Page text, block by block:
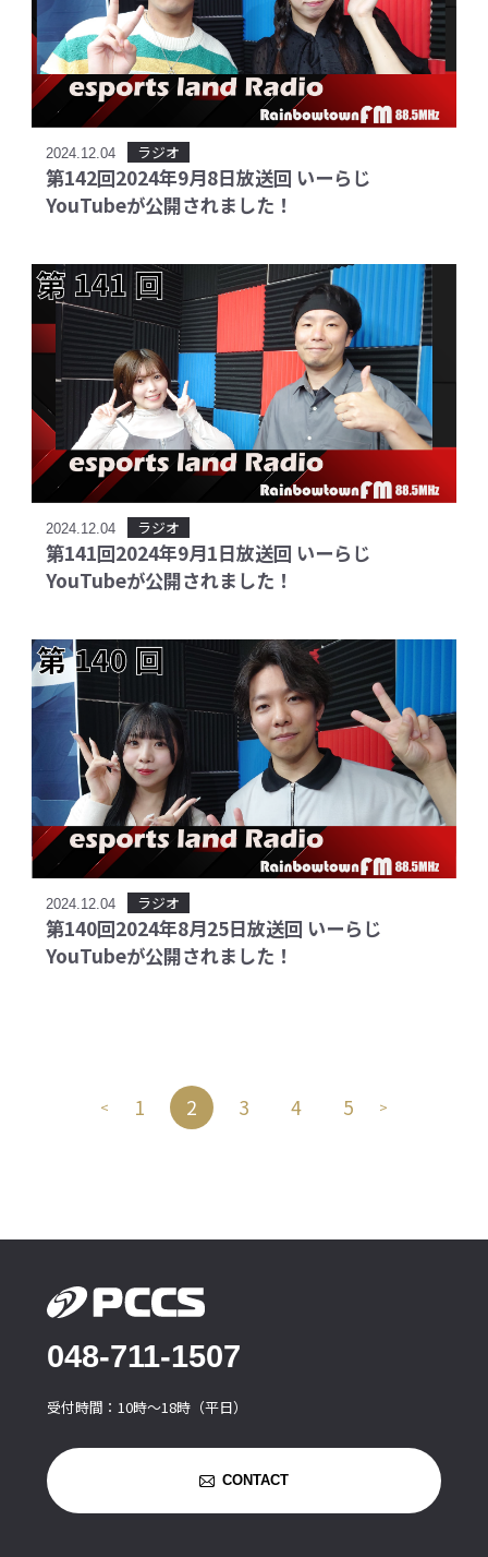
2024.12.04 ラジオ
第142回2024年9月8日放送回 いーらじ
YouTubeが公開されました！
2024.12.04 ラジオ
第141回2024年9月1日放送回 いーらじ
YouTubeが公開されました！
2024.12.04 ラジオ
第140回2024年8月25日放送回 いーらじ
YouTubeが公開されました！
< 1 2 3 4 5 >
048-711-1507
受付時間：10時〜18時（平日）
CONTACT